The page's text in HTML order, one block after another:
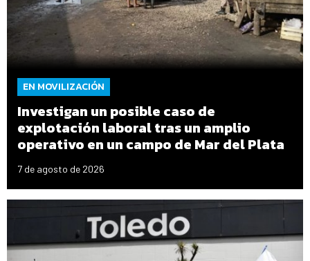
EN MOVILIZACIÓN
Investigan un posible caso de
explotación laboral tras un amplio
operativo en un campo de Mar del Plata
7 de agosto de 2026